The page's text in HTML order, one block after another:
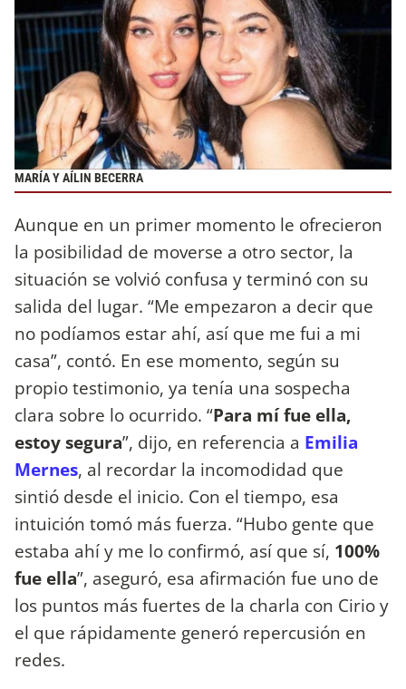
MARÍA Y AÍLIN BECERRA
Aunque en un primer momento le ofrecieron
la posibilidad de moverse a otro sector, la
situación se volvió confusa y terminó con su
salida del lugar. “Me empezaron a decir que
no podíamos estar ahí, así que me fui a mi
casa”, contó. En ese momento, según su
propio testimonio, ya tenía una sospecha
clara sobre lo ocurrido. “Para mí fue ella,
estoy segura”, dijo, en referencia a Emilia
Mernes, al recordar la incomodidad que
sintió desde el inicio. Con el tiempo, esa
intuición tomó más fuerza. “Hubo gente que
estaba ahí y me lo confirmó, así que sí, 100%
fue ella”, aseguró, esa afirmación fue uno de
los puntos más fuertes de la charla con Cirio y
el que rápidamente generó repercusión en
redes.